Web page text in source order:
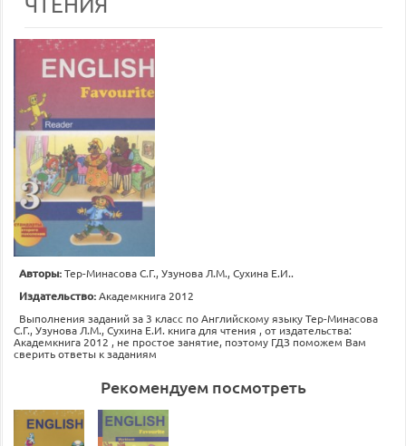
Авторы:Тер-Минасова С.Г., Узунова Л.М., Сухина Е.И..
Издательство:Академкнига 2012
Выполнения заданий за 3 класс по Английскому языку Тер-Минасова
С.Г., Узунова Л.М., Сухина Е.И. книга для чтения , от издательства:
Академкнига 2012 , не простое занятие, поэтому ГДЗ поможем Вам
сверить ответы к заданиям
Рекомендуем посмотреть